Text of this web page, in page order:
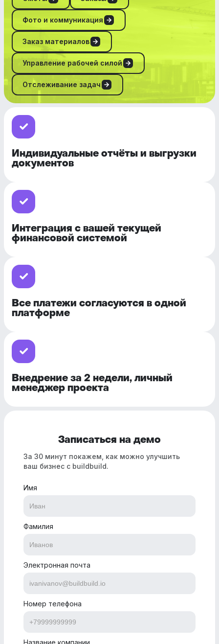
Фото и коммуникация
Заказ материалов
Управление рабочей силой
Отслеживание задач
Индивидуальные отчёты и выгрузки
документов
Интеграция с вашей текущей
финансовой системой
Все платежи согласуются в одной
платформе
Внедрение за 2 недели, личный
менеджер проекта
Записаться на демо
За 30 минут покажем, как можно улучшить
ваш бизнес с buildbuild.
Имя
Фамилия
Номер телефона
Электронная почта
Название компании